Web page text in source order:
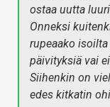
ostaa uutta
Onneksi
rupeaako
päivityksiä vai
Siihenkin on
edes kitkatin